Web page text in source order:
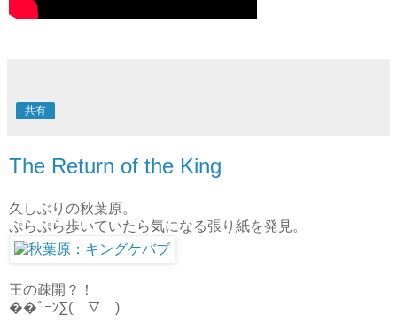
共有
The Return of the King
久しぶりの秋葉原。
ぷらぷら歩いていたら気になる張り紙を発見。
王の疎開？！
��ﾞｰﾝ∑(￣▽￣)